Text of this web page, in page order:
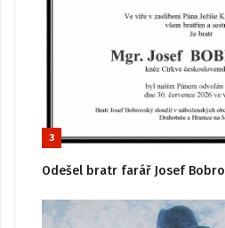
3
Odešel bratr farář Josef